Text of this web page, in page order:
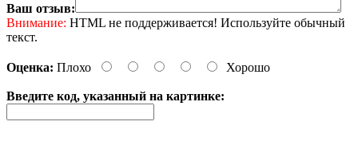
Ваш отзыв:
Внимание: HTML не поддерживается! Используйте обычный
текст.
Оценка: Плохо Хорошо
Введите код, указанный на картинке: